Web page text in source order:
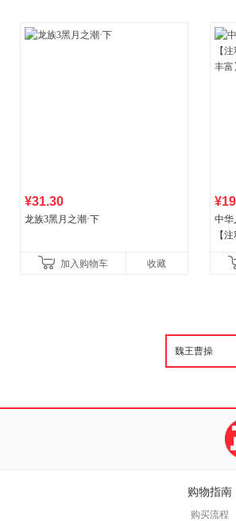
¥31.30
龙族3黑月之潮·下
加入购物车 收藏
中华
【
购物指南
购买流程